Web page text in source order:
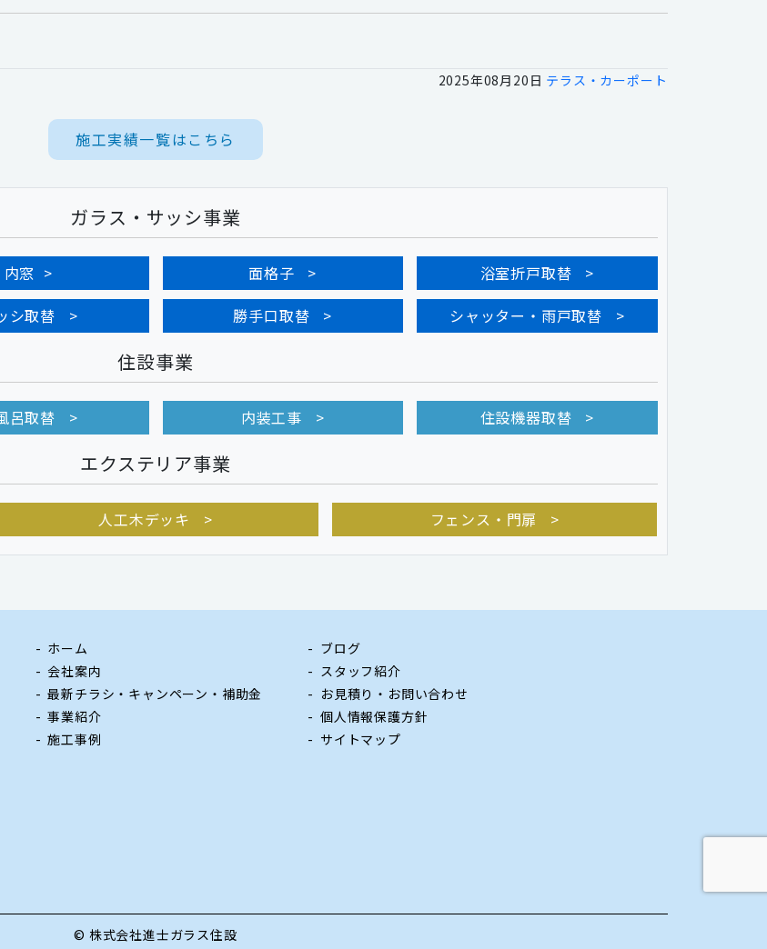
2025年08月20日 テラス・カーポート
施工実績一覧はこちら
ガラス・サッシ事業
内窓 面格子
浴室折戸取替
シ取替 勝手口取替 シャッター・雨戸取替
住設事業
呂取替 内装工事 住設機器取替
エクステリア事業
人工木デッキ フェンス・門扉
ホーム
会社案内
最新チラシ・キャンペーン・補助金
事業紹介
施工事例
ブログ
スタッフ紹介
お見積り・お問い合わせ
個人情報保護方針
サイトマップ
© 株式会社進士ガラス住設